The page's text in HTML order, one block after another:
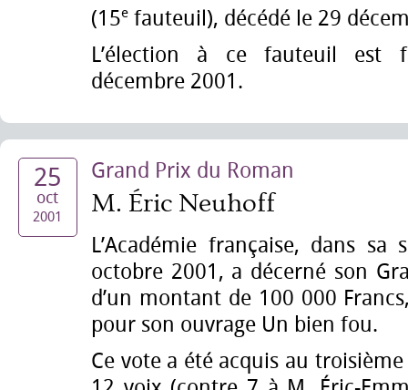
(15e fauteuil), décédé le 29
L’élection à ce fauteuil est
décembre 2001.
25
oct
2001
Grand Prix du Roman
M. Éric Neuhoff
L’Académie française, dans
octobre 2001, a décerné son
d’un montant de 100 000
pour son ouvrage Un bien fou.
Ce vote a été acquis au